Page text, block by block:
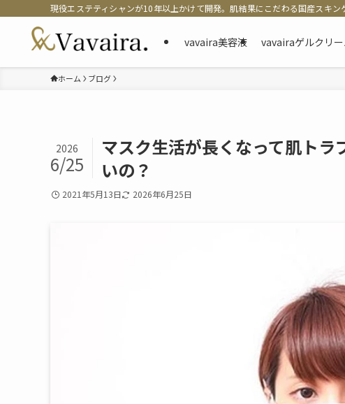
現役エステティシャンが10年以上かけて開発。肌結果にこだわる国産スキン
vavaira美容液 vavairaゲルクリ
ホーム ブログ
マスク生活が長くなって肌ト
いの？
2026
6/25
2021年5月13日 2026年6月25日